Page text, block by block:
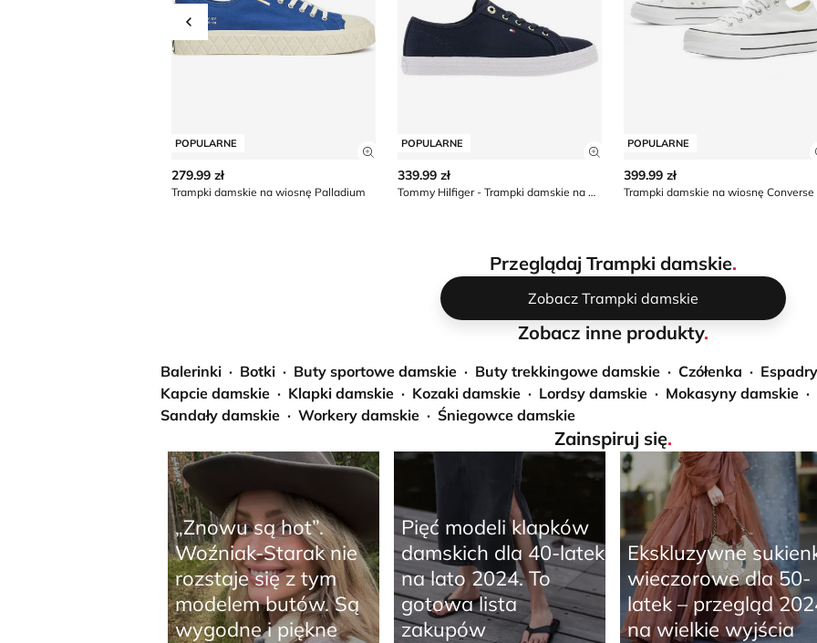
Przesuń w lewo
POPULARNE
Zobacz szczegóły produktu
279.99 zł
Trampki damskie na wiosnę Palladium
POPULARNE
Zobacz szczegóły produktu
339.99 zł
Tommy Hilfiger - Trampki damskie na wiosnę
POPULARNE
399.99 zł
Trampki damskie na wiosnę Converse
Przeglądaj Trampki damskie.
Zobacz Trampki damskie
Zobacz inne produkty.
Balerinki Botki Buty sportowe damskie Buty trekkingowe damskie Czółenka
Kapcie damskie
Klapki damskie Kozaki damskie Lordsy damskie Mokasyny damskie
Sandały damskie
Workery damskie Śniegowce damskie
Zainspiruj się.
„Znowu są hot”.
Woźniak-Starak nie
rozstaje się z tym
modelem butów. Są
wygodne i piękne
Pięć modeli klapków
damskich dla 40-latek
na lato 2024. To
gotowa lista
zakupów
Ekskluzywne
wieczorowe dla 50-
latek – przegląd
na wielkie wyjścia